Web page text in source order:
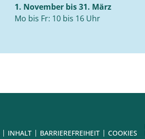
1. November bis 31. März
Mo bis Fr: 10 bis 16 Uhr
INHALT BARRIEREFREIHEIT COOKIES